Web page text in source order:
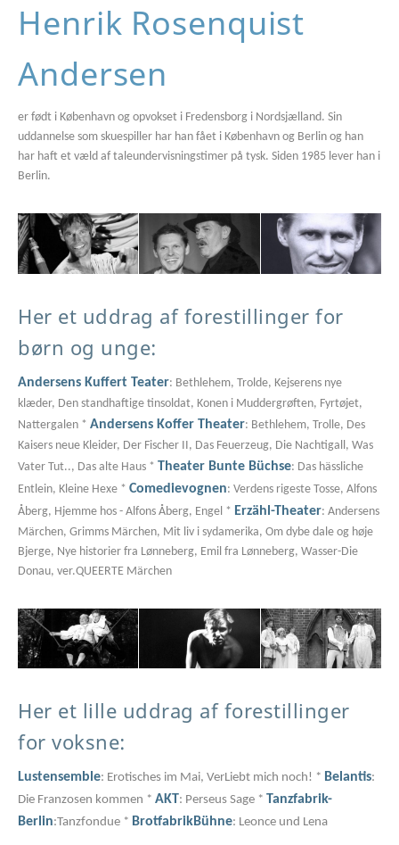
Henrik Rosenquist
Andersen
er født i København og opvokset i Fredensborg i Nordsjælland. Sin
uddannelse som skuespiller har han fået i København og Berlin og han
har haft et væld af taleundervisningstimer på tysk. Siden 1985 lever han i
Berlin.
Her et uddrag af forestillinger for
børn og unge:
Andersens Kuffert Teater: Bethlehem, Trolde, Kejserens nye
klæder, Den standhaftige tinsoldat, Konen i Muddergrøften, Fyrtøjet,
Nattergalen * Andersens Koffer Theater: Bethlehem, Trolle, Des
Kaisers neue Kleider, Der Fischer II, Das Feuerzeug, Die Nachtigall, Was
Vater Tut.., Das alte Haus * Theater Bunte Büchse: Das hässliche
Entlein, Kleine Hexe * Comedievognen: Verdens rigeste Tosse, Alfons
Åberg, Hjemme hos - Alfons Åberg, Engel * Erzähl-Theater: Andersens
Märchen, Grimms Märchen, Mit liv i sydamerika, Om dybe dale og høje
Bjerge, Nye historier fra Lønneberg, Emil fra Lønneberg, Wasser-Die
Donau, ver.QUEERTE Märchen
Her et lille uddrag af forestillinger
for voksne:
Lustensemble: Erotisches im Mai, VerLiebt mich noch! * Belantis:
Die Franzosen kommen * AKT: Perseus Sage * Tanzfabrik-
Berlin:Tanzfondue * BrotfabrikBühne: Leonce und Lena